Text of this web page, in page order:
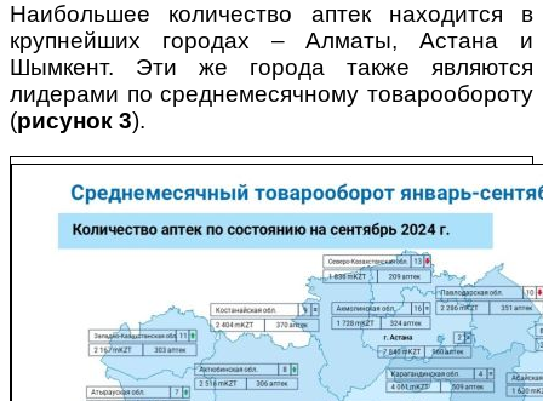
Наибольшее количество аптек находится в
крупнейших городах – Алматы, Астана и
Шымкент. Эти же города также являются
лидерами по среднемесячному товарообороту
(рисунок 3).